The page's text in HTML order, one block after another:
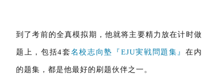
到了考前的全真模拟期，他就将主要精力放在计时做
题上，包括4套名校志向塾『EJU実戦問題集』在内
的题集，都是他最好的刷题伙伴之一。